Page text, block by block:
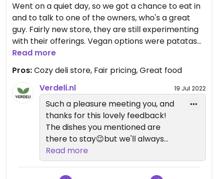
Went on a quiet day, so we got a chance to eat in
and to talk to one of the owners, who's a great
guy. Fairly new store, they are still experimenting
with their offerings. Vegan options were patatas
bravas, quiche, salads, and a brownie-cookie
fusion. Overall great food and atmosphere.
On Tuesdays & Saturdays there is even live music
played on the stage in front of the store. Definitely
recommended!
Read more
Pros:Cozy deli store, Fair pricing, Great food
Verdeli.nl
19 Jul 2022
Such a pleasure meeting you, and
thanks for this lovely feedback!
The dishes you mentioned are
there to stay😉but we'll always
keep on experimenting and offer
new (vegan) dishes as well! Bear in
mind that live music only happens
Read more